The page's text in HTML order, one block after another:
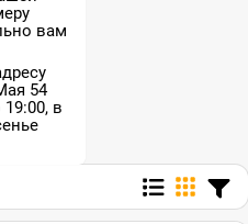
вам
54
в